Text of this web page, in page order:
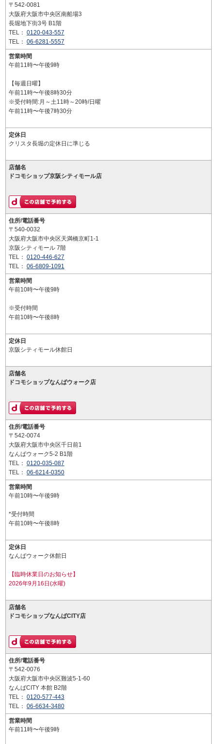
〒542-0081
大阪府大阪市中央区南船場3
長堀地下街3号 B1階
TEL： 0120-043-557
TEL： 06-6281-5557
営業時間
午前11時〜午後9時
【毎週日曜】
午前11時〜午後8時30分
※受付時間:月～土11時～20時/日曜
午前11時〜午後7時30分
定休日
クリスタ長堀の定休日に準じる
店舗名
ドコモショップ京阪シティモール店
住所/電話番号
〒540-0032
大阪府大阪市中央区天満橋京町1-1
京阪シティモール 7階
TEL： 0120-446-627
TEL： 06-6809-1091
営業時間
午前10時〜午後9時
※受付時間
午前10時〜午後8時
定休日
京阪シティモール休館日
店舗名
ドコモショップなんばウォーク店
住所/電話番号
〒542-0074
大阪府大阪市中央区千日前1
なんばウォーク5-2 B1階
TEL： 0120-035-087
TEL： 06-6214-0350
営業時間
午前10時〜午後9時
*受付時間
午前10時〜午後8時
定休日
なんばウォーク休館日
【臨時休業日のお知らせ】
2026年9月16日(水曜)
店舗名
ドコモショップなんばCITY店
住所/電話番号
〒542-0076
大阪府大阪市中央区難波5-1-60
なんばCITY 本館 B2階
TEL： 0120-577-443
TEL： 06-6634-3480
営業時間
午前11時〜午後9時